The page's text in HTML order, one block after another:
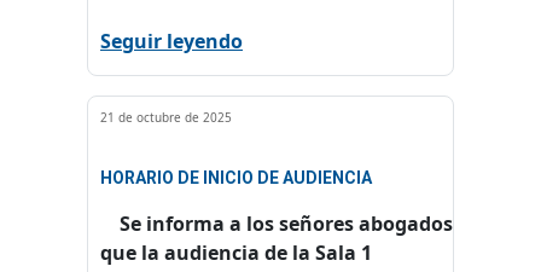
Seguir leyendo
21 de octubre de 2025
HORARIO DE INICIO DE AUDIENCIA
Se informa a los señores abogados
que la audiencia de la Sala 1